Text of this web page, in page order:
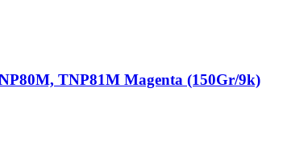
TNP81M Magenta (150Gr/9k)